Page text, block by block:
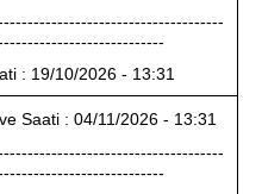
: 19/10/2026 - 13:31
Saati : 04/11/2026 - 13:31